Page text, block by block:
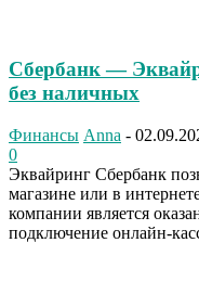
Сбербанк —
без наличных
Финансы Anna -
0
Эквайринг Сбербанк
магазине или в
компании является
подключение онлайн-